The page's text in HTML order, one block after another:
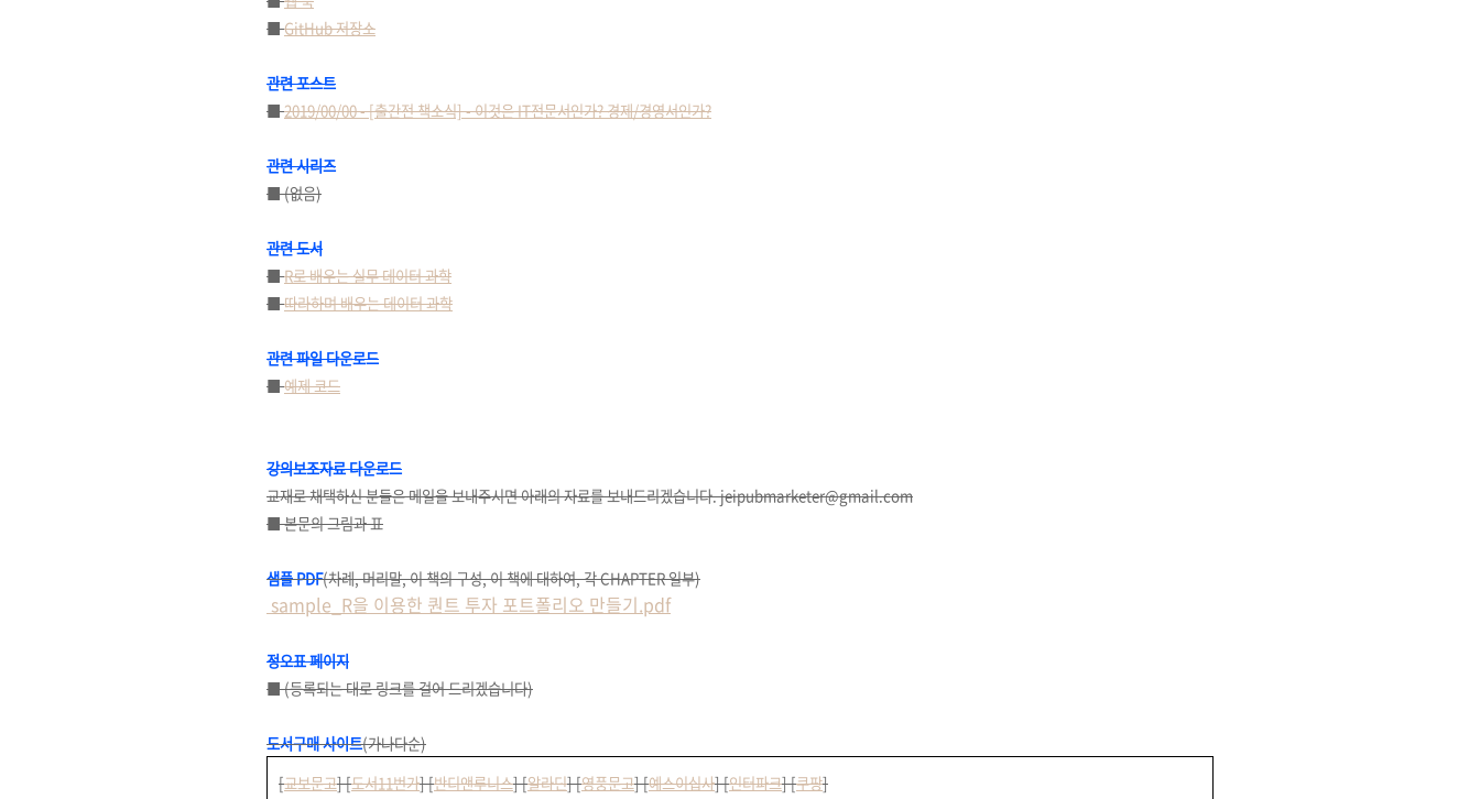
■GitHub 저장소
관련 포스트
■2019/00/00 - [출간전 책소식] - 이것은 IT전문서인가? 경제/경영서인가?
관련 시리즈
■ (없음)
관련 도서
■R로 배우는 실무 데이터 과학
■따라하며 배우는 데이터 과학
관련 파일 다운로드
■예제 코드
강의보조자료 다운로드
교재로 채택하신 분들은 메일을 보내주시면 아래의 자료를 보내드리겠습니다. jeipubmarketer@gmail.com
■ 본문의 그림과 표
샘플 PDF(차례, 머리말, 이 책의 구성, 이 책에 대하여, 각 CHAPTER 일부)
sample_R을 이용한 퀀트 투자 포트폴리오 만들기.pdf
정오표 페이지
■ (등록되는 대로 링크를 걸어 드리겠습니다)
도서구매 사이트(가나다순)
[교보문고][도서11번가][반디앤루니스][알라딘][영풍문고][예스이십사][인터파크][쿠팡]